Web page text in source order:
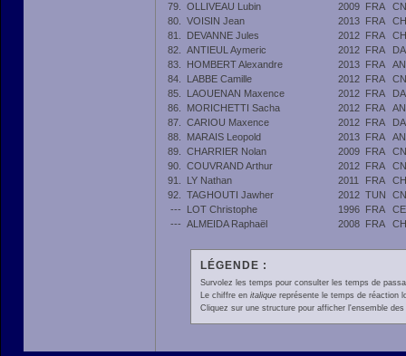
79.
OLLIVEAU Lubin 2009 FRA
80.
VOISIN Jean 2013 FRA
81.
DEVANNE Jules 2012 FRA
82.
ANTIEUL Aymeric 2012 FRA
83.
HOMBERT Alexandre 2013 FRA
84.
LABBE Camille 2012 FRA
85.
LAOUENAN Maxence 2012 FRA
86.
MORICHETTI Sacha 2012 FRA
87.
CARIOU Maxence 2012 FRA
88.
MARAIS Leopold 2013 FRA
89.
CHARRIER Nolan 2009 FRA
90.
COUVRAND Arthur 2012 FRA
91.
LY Nathan 2011 FRA
92.
TAGHOUTI Jawher 2012 TUN
---
LOT Christophe 1996 FRA
--- ALMEIDA Raphaël 2008 FRA
LÉGENDE :
Survolez les temps pour consulter les temps de
Le chiffre en italiquereprésente le temps de réaction
Cliquez sur une structure pour afficher l'ensemble